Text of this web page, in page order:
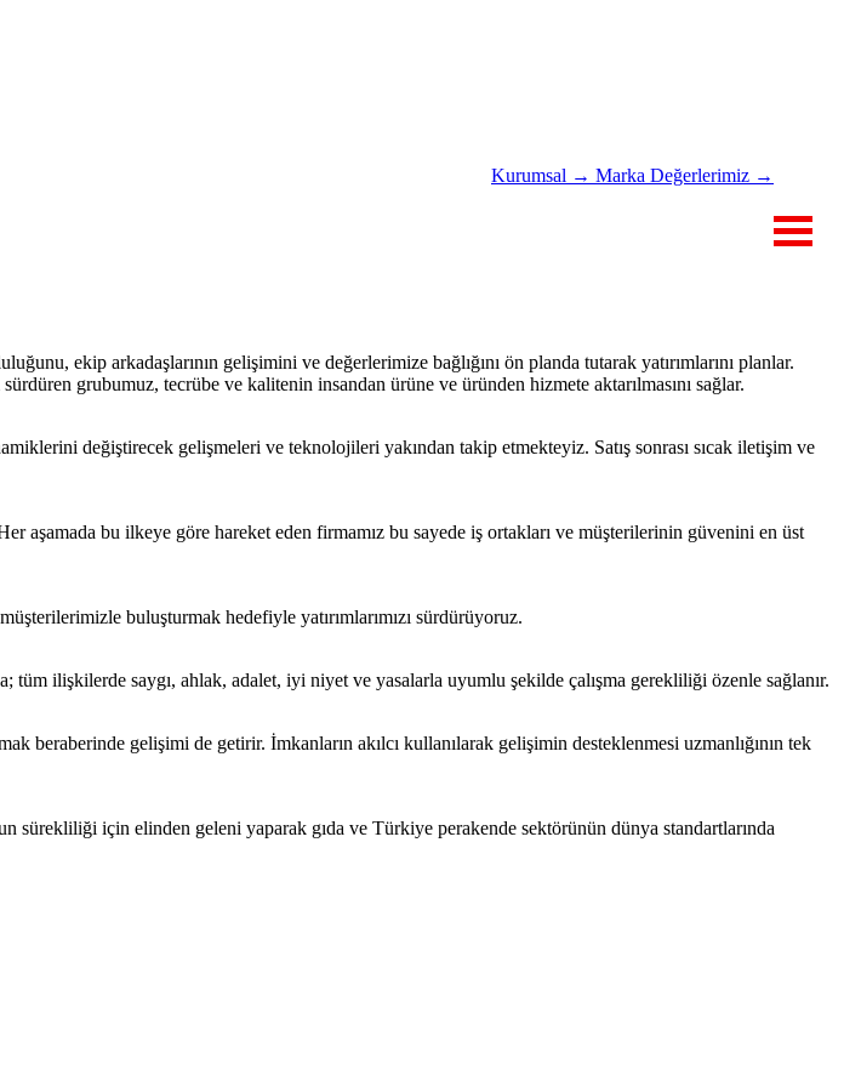
Kurumsal → Marka Değerlerimiz →
ekip arkadaşlarının gelişimini ve değerlerimize bağlığını ön planda tutarak yatırımlarını planlar.
grubumuz, tecrübe ve kalitenin insandan ürüne ve üründen hizmete aktarılmasını sağlar.
değiştirecek gelişmeleri ve teknolojileri yakından takip etmekteyiz. Satış sonrası sıcak iletişim ve
aşamada bu ilkeye göre hareket eden firmamız bu sayede iş ortakları ve müşterilerinin güvenini en üst
buluşturmak hedefiyle yatırımlarımızı sürdürüyoruz.
ilişkilerde saygı, ahlak, adalet, iyi niyet ve yasalarla uyumlu şekilde çalışma gerekliliği özenle sağlanır.
gelişimi de getirir. İmkanların akılcı kullanılarak gelişimin desteklenmesi uzmanlığının tek
sürekliliği için elinden geleni yaparak gıda ve Türkiye perakende sektörünün dünya standartlarında